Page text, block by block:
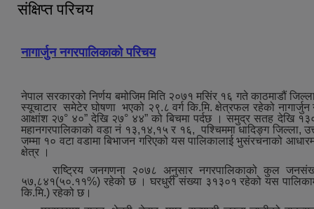
संक्षिप्त परिचय
नागार्जुन नगरपालिकाको परिचय
नेपाल सरकारको निर्णय बमोजिम मिति २०७१ मसिंर १६ गते काठमाडौं
स्यूचाटार समेटेर घोषणा भएको २९.८ वर्ग कि.मि. क्षेत्रफल रहेको
आक्षांश २७° ४०” देखि २७° ४४” को बिचमा पर्दछ । समुद्र सतह देखि
महानगरपालिकाको वडा नं १३,१४,१५ र १६, पश्‍चिममा धादिङ्ग जिल्ला,
जम्मा १० वटा वडामा बिभाजन गरिएको यस पालिकालाई भुसंरचनाको
क्षेत्र ।
राष्ट्रिय जनगणना २०७८ अनुसार नगरपालिकाको कुल
५७,८४१(५०.११%) रहेको छ । घरधुरी संख्या ३१३०१ रहेको यस
कि.मि.) रहेको छ।